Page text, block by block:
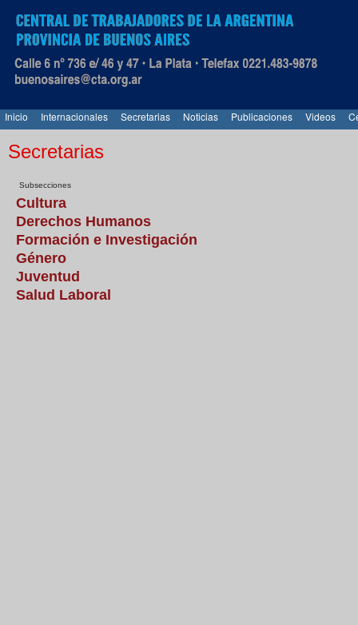
Inicio Internacionales Secretarias Noticias Publicaciones Videos
Secretarias
Subsecciones
Cultura
Derechos Humanos
Formación e Investigación
Género
Juventud
Salud Laboral